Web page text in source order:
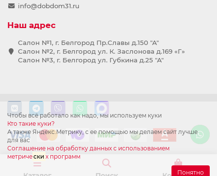
Чтобы всё работало как надо, мы используем куки
Кто такие куки?
А также Яндекс.Метрику, с ее помощью мы делаем сайт лучше
для вас
Соглашение на обработку данных с использованием
метрически х программ
Понятно
info@dobdom31.ru
Наш адрес
Салон №1, г. Белгород Пр.Славы д.150 "А"
Салон №2, г. Белгород ул. К. Заслонова д.169 «Г»
Салон №3, г. Белгород ул. Губкина д.25 "А"